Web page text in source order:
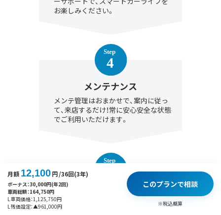
お楽しみください。
メンテナンス
メンテ管理はおまかせで、案内に従っ
て、来店するだけ！常に安心安全な状態
でご利用いただけます。
契約満了時は、「乗り換え」「延長」「買
月額 12,100円/36回(3年)
ボーナス：30,000円(年2回)
車両総額：164,750円
L 車両価格：1,125,750円
L 残価設定：▲961,000円
このプランで相談
※税込概算